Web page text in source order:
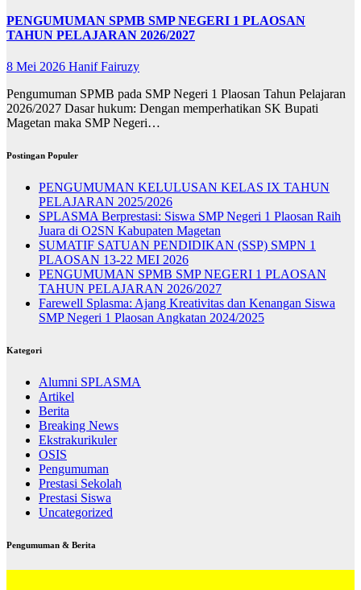
PENGUMUMAN SPMB SMP NEGERI 1 PLAOSAN
TAHUN PELAJARAN 2026/2027
8 Mei 2026 Hanif Fairuzy
Pengumuman SPMB pada SMP Negeri 1 Plaosan Tahun Pelajaran
2026/2027 Dasar hukum: Dengan memperhatikan SK Bupati
Magetan maka SMP Negeri…
Postingan Populer
PENGUMUMAN KELULUSAN KELAS IX TAHUN
PELAJARAN 2025/2026
SPLASMA Berprestasi: Siswa SMP Negeri 1 Plaosan Raih
Juara di O2SN Kabupaten Magetan
SUMATIF SATUAN PENDIDIKAN (SSP) SMPN 1
PLAOSAN 13-22 MEI 2026
PENGUMUMAN SPMB SMP NEGERI 1 PLAOSAN
TAHUN PELAJARAN 2026/2027
Farewell Splasma: Ajang Kreativitas dan Kenangan Siswa
SMP Negeri 1 Plaosan Angkatan 2024/2025
Kategori
Alumni SPLASMA
Artikel
Berita
Breaking News
Ekstrakurikuler
OSIS
Pengumuman
Prestasi Sekolah
Prestasi Siswa
Uncategorized
Pengumuman & Berita